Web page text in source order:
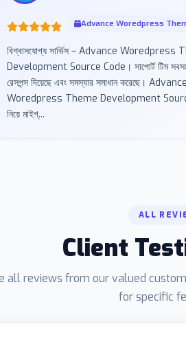
Advance Woredpress
বিশ্বাসযোগ্য সার্ভিস – Advance Woredpress
Development Source Code। সাপোর্ট টিম
রেসপন্স দিয়েছে এবং সমস্যার সমাধান করেছে। Advance
Woredpress Theme Development
নিয়ে মাইগ্...
ALL
Client
all reviews from our valued
for specific